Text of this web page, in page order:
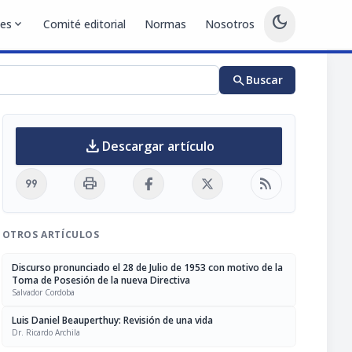
expand_more Comité editorial Normas Nosotros dark_mode
searchBuscar
download Descargar artículo
format_quote print rss_feed
OTROS ARTÍCULOS
Discurso pronunciado el 28 de Julio de 1953 con motivo de la
Toma de Posesión de la nueva Directiva
Salvador Cordoba
Luis Daniel Beauperthuy: Revisión de una vida
Dr. Ricardo Archila